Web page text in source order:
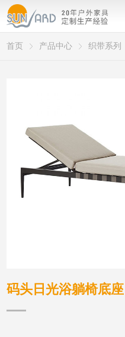
首页 > 产品中心 > 织带系列
码头日光浴躺椅底座